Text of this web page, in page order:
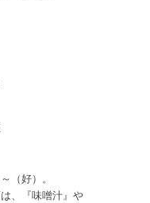
（好）。
、『味噌汁』や